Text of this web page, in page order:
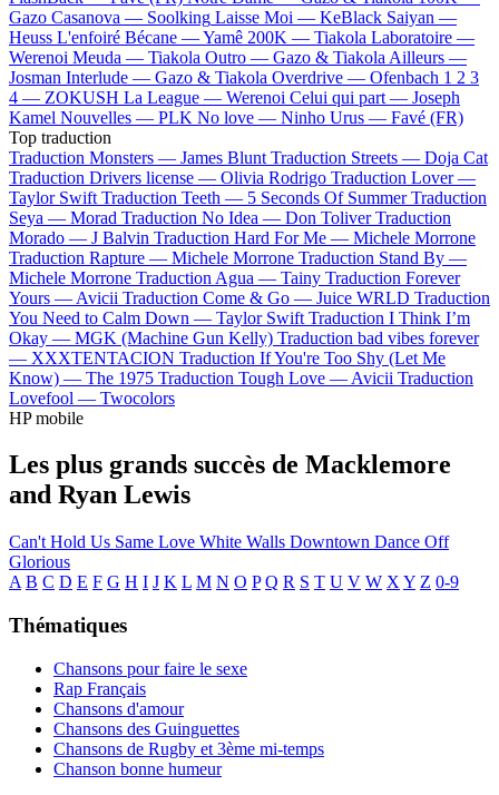
Gazo Casanova — Soolking Laisse Moi — KeBlack Saiyan —
Heuss L'enfoiré Bécane —Yamê 200K — Tiakola Laboratoire —
Werenoi Meuda — Tiakola Outro — Gazo & Tiakola Ailleurs —
Josman Interlude — Gazo & Tiakola Overdrive — Ofenbach 1 2 3
4 — ZOKUSH La League — Werenoi Celui qui part — Joseph
Kamel Nouvelles — PLK No love — Ninho Urus — Favé (FR)
Top traduction
Traduction Monsters — James Blunt Traduction Streets — Doja Cat
Traduction Drivers license — Olivia Rodrigo Traduction Lover —
Taylor Swift Traduction Teeth — 5 Seconds Of Summer Traduction
Seya — Morad Traduction No Idea — Don Toliver Traduction
Morado — J Balvin Traduction Hard For Me — Michele Morrone
Traduction Rapture — Michele Morrone Traduction Stand By —
Michele Morrone Traduction Agua — Tainy Traduction Forever
Yours — Avicii Traduction Come & Go — Juice WRLD Traduction
You Need to Calm Down — Taylor Swift Traduction I Think I’m
Okay — MGK (Machine Gun Kelly) Traduction bad vibes forever
— XXXTENTACION Traduction If You're Too Shy (Let Me
Know) — The 1975 Traduction Tough Love — Avicii Traduction
Lovefool — Twocolors
HP mobile
Les plus grands succès de Macklemore
and Ryan Lewis
Can't Hold Us Same Love White Walls Downtown Dance Off
Glorious
A B C D E F G H I J K L M N O P Q R S T U V W X Y Z 0-9
Thématiques
Chansons pour faire le sexe
Rap Français
Chansons d'amour
Chansons des Guinguettes
Chansons de Rugby et 3ème mi-temps
Chanson bonne humeur